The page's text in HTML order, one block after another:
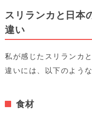
スリランカと日本
違い
私が感じたスリランカ
違いには、以下のよう
食材